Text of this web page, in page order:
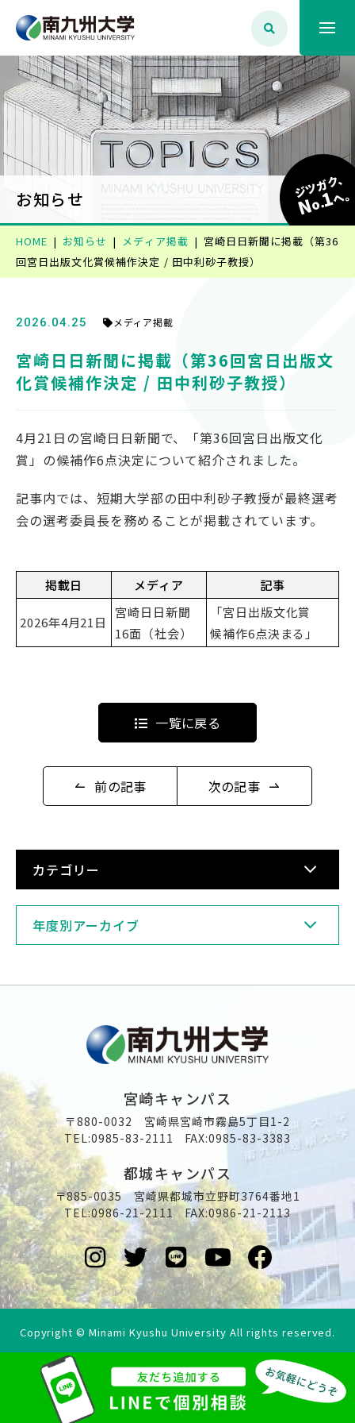
大学案内
学生生活
学部学科・大学院
就職・資格
対象者別
受験生の方
保護者の方
高校教員の方
企業の方
在学生・教職員の方
地域の方
English Việt Nam
アクセス
寄附のお願い
個人情報保護方針
お知らせ ジツガク、
No.1へ
HOME お知らせ メディア掲載
宮崎日日新聞に掲載（第36
回宮日出版文化賞候補作決定 / 田中利砂子教授）
2026.04.25 メディア掲載
宮崎日日新聞に掲載（第36回宮日出版文
化賞候補作決定 / 田中利砂子教授）
4月21日の宮崎日日新聞で、「第36回宮日出版文化
賞」の候補作6点決定について紹介されました。
記事内では、短期大学部の田中利砂子教授が最終選考
会の選考委員長を務めることが掲載されています。
掲載日 メディア 記事
2026年4月21日
宮崎日日新聞
16面（社会）
「宮日出版文化賞
候補作6点決まる」
前の記事
一覧に戻る
次の記事
カテゴリー
年度別アーカイブ
宮崎キャンパス
〒880-0032 宮崎県宮崎市霧島5丁目1-2
TEL:0985-83-2111 FAX:0985-83-3383
都城キャンパス
〒885-0035 宮崎県都城市立野町3764番地1
TEL:0986-21-2111 FAX:0986-21-2113
Copyright © Minami Kyushu University All rights reserved.